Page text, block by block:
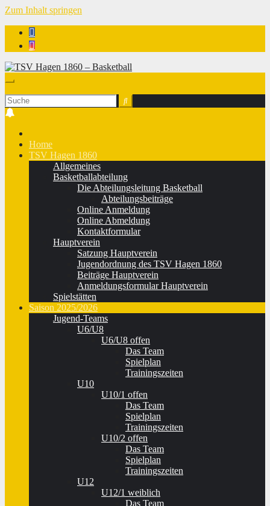
Zum Inhalt springen
Home
TSV Hagen 1860
Allgemeines
Basketballabteilung
Die Abteilungsleitung Basketball
Abteilungsbeiträge
Online Anmeldung
Online Abmeldung
Kontaktformular
Hauptverein
Satzung Hauptverein
Jugendordnung des TSV Hagen 1860
Beiträge Hauptverein
Anmeldungsformular Hauptverein
Spielstätten
Saison 2025/2026
Jugend-Teams
U6/U8
U6/U8 offen
Das Team
Spielplan
Trainingszeiten
U10
U10/1 offen
Das Team
Spielplan
Trainingszeiten
U10/2 offen
Das Team
Spielplan
Trainingszeiten
U12
U12/1 weiblich
Das Team